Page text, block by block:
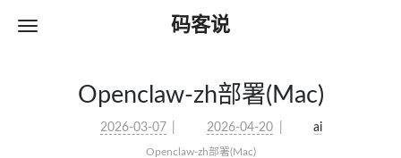
码客说
Openclaw-zh部署(Mac)
2026-03-07 2026-04-20 ai
Openclaw-zh部署(Mac)